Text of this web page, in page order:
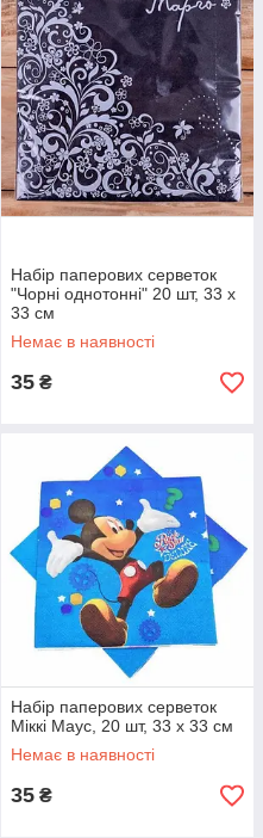
Набір паперових серветок
"Чорні однотонні" 20 шт, 33 х
33 см
Немає в наявності
35 ₴
Набір паперових серветок
Міккі Маус, 20 шт, 33 х 33 см
Немає в наявності
35 ₴